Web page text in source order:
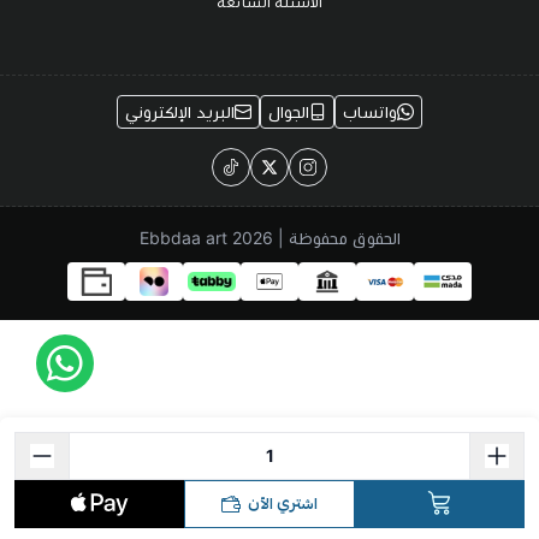
اشتري الآن
واتساب الجوال البريد الإلكتروني
الحقوق محفوظة | 2026 Ebbdaa art